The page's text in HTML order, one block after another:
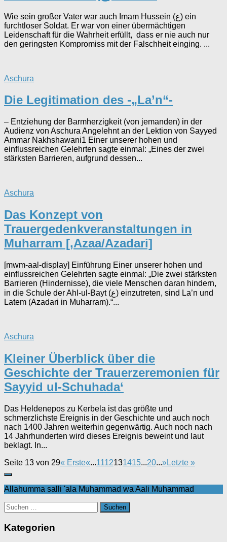
Wie sein großer Vater war auch Imam Hussein (ع) ein
furchtloser Soldat. Er war von einer übermächtigen
Leidenschaft für die Wahrheit erfüllt, dass er nie auch nur
den geringsten Kompromiss mit der Falschheit einging. ...
Aschura
Die Legitimation des -„La’n“-
– Entziehung der Barmherzigkeit (von jemanden) in der
Audienz von Aschura Angelehnt an der Lektion von Sayyed
Ammar Nakhshawani1 Einer unserer hohen und
einflussreichen Gelehrten sagte einmal: „Eines der zwei
stärksten Barrieren, aufgrund dessen...
Aschura
Das Konzept von
Trauergedenkveranstaltungen in
Muharram [‚Azaa/Azadari]
[mwm-aal-display] Einführung Einer unserer hohen und
einflussreichen Gelehrten sagte einmal: „Die zwei stärksten
Barrieren (Hindernisse), die viele Menschen daran hindern,
in die Schule der Ahl-ul-Bayt (ع) einzutreten, sind La’n und
Latem (Azadari in Muharram).“...
Aschura
Kleiner Überblick über die
Geschichte der Trauerzeremonien für
Sayyid ul-Schuhada‘
Das Heldenepos zu Kerbela ist das größte und
schmerzlichste Ereignis in der Geschichte und auch noch
nach 1400 Jahren weiterhin gegenwärtig. Auch noch nach
14 Jahrhunderten wird dieses Ereignis beweint und laut
beklagt. In...
Seite 13 von 29« Erste«...1112131415...20...»Letzte »
Allahumma salli 'ala Muhammad wa Aali Muhammad
Suchen
nach:
Kategorien